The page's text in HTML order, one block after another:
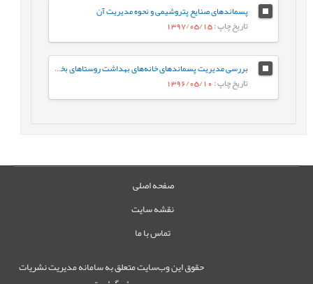
پسماندهای صنایع پتروشیمی و نحوه مدیریت آن
تاریخ چاپ: 1397/05/15
بررسی مدیریت پسماندهای خانه‌های بهداشت روستاهای بخش مرکزی شهرستان رشت
تاریخ چاپ: 1396/05/10
صفحه اصلی
نقشه سایت
تماس با ما
حقوق این وب‌سایت متعلق به سامانه مدیریت نشریات